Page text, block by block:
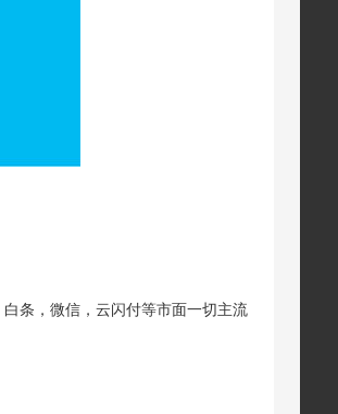
条，微信，云闪付等市面一切主流